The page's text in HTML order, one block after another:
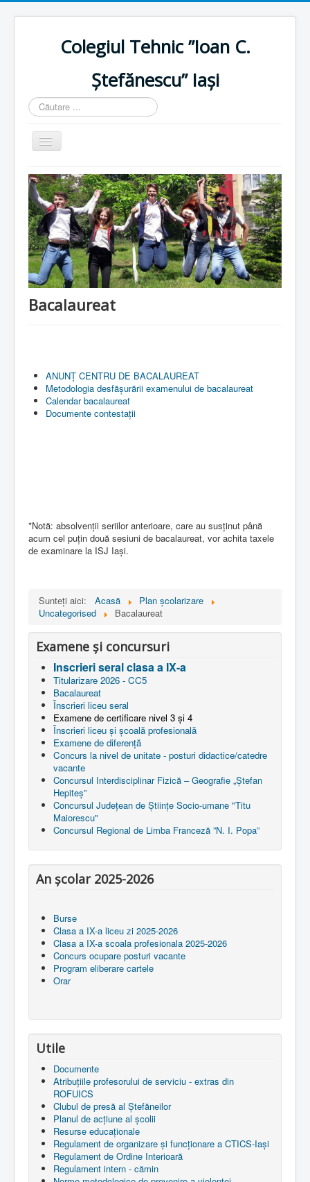
Colegiul Tehnic ”Ioan C.
Ștefănescu” Iași
Căutare
...
Comută
navigarea
Home
Istoric
Resurse umane
Resurse materiale
Plan școlarizare
Bacalaureat
ANUNȚ CENTRU DE BACALAUREAT
Metodologia desfășurării examenului de bacalaureat
Calendar bacalaureat
Documente contestații
*Notă: absolvenții seriilor anterioare, care au susținut până
acum cel puțin două sesiuni de bacalaureat, vor achita taxele
de examinare la ISJ Iași.
Sunteți aici: Acasă
Plan școlarizare
Uncategorised
Bacalaureat
Examene și concursuri
Inscrieri seral clasa a IX-a
Titularizare 2026 - CC5
Bacalaureat
Înscrieri liceu seral
Examene de certificare nivel 3 și 4
Înscrieri liceu și școală profesională
Examene de diferență
Concurs la nivel de unitate - posturi didactice/catedre
vacante
Concursul Interdisciplinar Fizică – Geografie „Ștefan
Hepiteș”
Concursul Județean de Științe Socio-umane "Titu
Maiorescu"
Concursul Regional de Limba Franceză ”N. I. Popa”
An școlar 2025-2026
Burse
Clasa a IX-a liceu zi 2025-2026
Clasa a IX-a scoala profesionala 2025-2026
Concurs ocupare posturi vacante
Program eliberare cartele
Orar
Utile
Documente
Atribuțiile profesorului de serviciu - extras din
ROFUICS
Clubul de presă al Ștefăneilor
Planul de acțiune al școlii
Resurse educaționale
Regulament de organizare și funcționare a CTICS-Iași
Regulament de Ordine Interioară
Regulament intern - cămin